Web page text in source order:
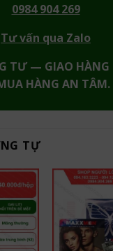
0984 904 269
Tư vấn qua Zalo
TƯ — GIAO HÀNG
HÀNG AN TÂM.
TỰ